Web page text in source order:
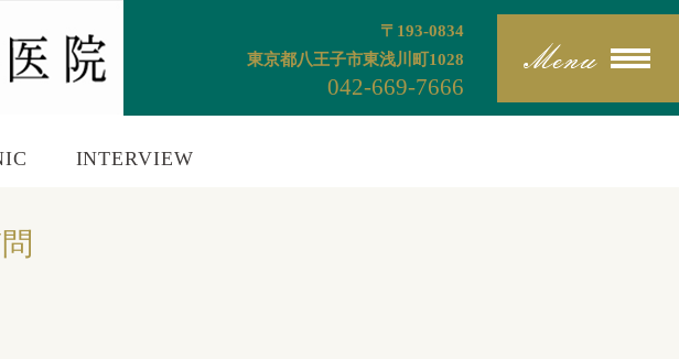
〒193-0834
東京都八王子市東浅川町1028
042-669-7666
INTERVIEW